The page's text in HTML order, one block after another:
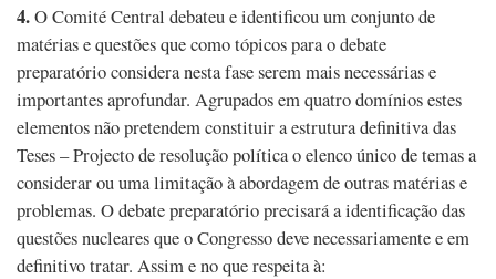
4.O Comité Central debateu e identificou um conjunto de
matérias e questões que como tópicos para o debate
preparatório considera nesta fase serem mais necessárias e
importantes aprofundar. Agrupados em quatro domínios estes
elementos não pretendem constituir a estrutura definitiva das
Teses – Projecto de resolução política o elenco único de temas a
considerar ou uma limitação à abordagem de outras matérias e
problemas. O debate preparatório precisará a identificação das
questões nucleares que o Congresso deve necessariamente e em
definitivo tratar. Assim e no que respeita à: